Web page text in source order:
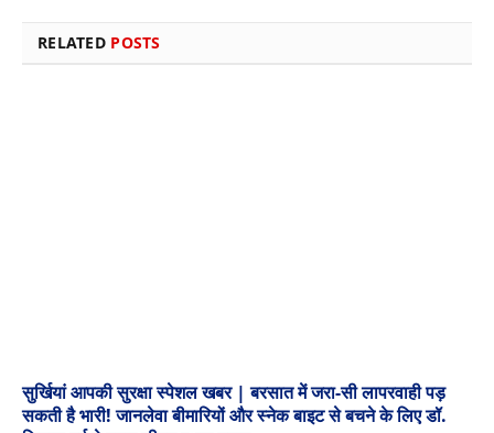
RELATED POSTS
सुर्खियां आपकी सुरक्षा स्पेशल खबर | बरसात में जरा-सी लापरवाही पड़
सकती है भारी! जानलेवा बीमारियों और स्नेक बाइट से बचने के लिए डॉ.